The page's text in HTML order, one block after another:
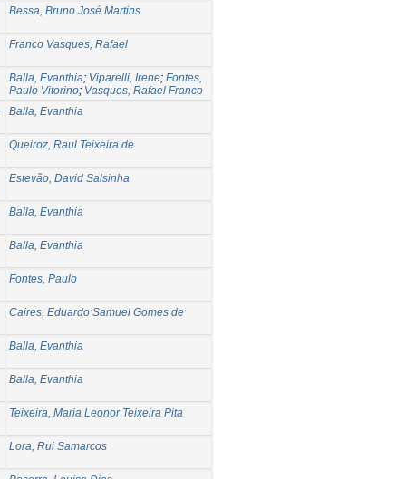
Bessa, Bruno José Martins
Franco Vasques, Rafael
Balla, Evanthia; Viparelli, Irene; Fontes,
Paulo Vitorino; Vasques, Rafael Franco
Balla, Evanthia
Queiroz, Raul Teixeira de
Estevão, David Salsinha
Balla, Evanthia
Balla, Evanthia
Fontes, Paulo
Caires, Eduardo Samuel Gomes de
Balla, Evanthia
Balla, Evanthia
Teixeira, Maria Leonor Teixeira Pita
Lora, Rui Samarcos